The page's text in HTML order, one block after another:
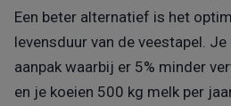
Een beter alternatief is het
levensduur van de veestapel.
aanpak waarbij er 5% minder
en je koeien 500 kg melk per